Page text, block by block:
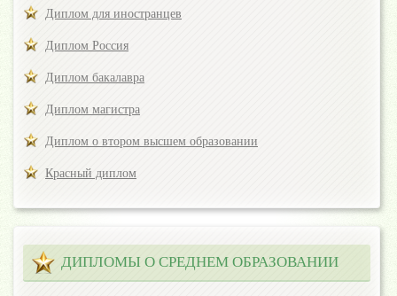
Диплом для иностранцев
Диплом Россия
Диплом бакалавра
Диплом магистра
Диплом о втором высшем образовании
Красный диплом
ДИПЛОМЫ О СРЕДНЕМ ОБРАЗОВАНИИ